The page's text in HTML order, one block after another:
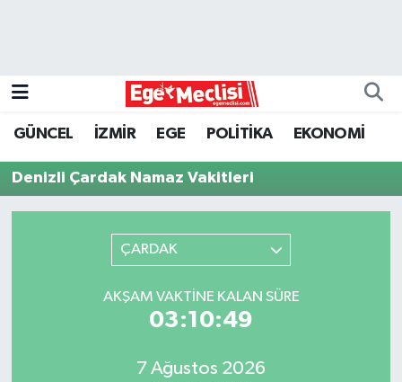
GÜNCEL İZMİR EGE POLİTİKA EKONOMİ
Denizli Çardak Namaz Vakitleri
ÇARDAK
AKŞAM VAKTINE KALAN SÜRE
03:10:49
7 Ağustos 2026
GÜNCEL
ÖZEL HABER
POLİTİKA